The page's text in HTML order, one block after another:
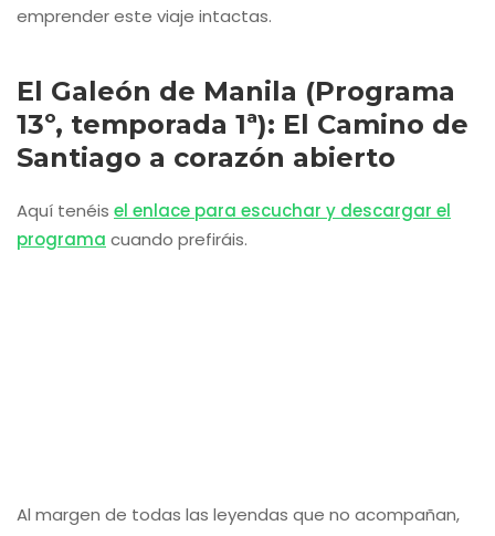
emprender este viaje intactas.
El Galeón de Manila (Programa
13º, temporada 1ª): El Camino de
Santiago a corazón abierto
Aquí tenéis el enlace para escuchar y descargar el
programa cuando prefiráis.
Al margen de todas las leyendas que no acompañan,